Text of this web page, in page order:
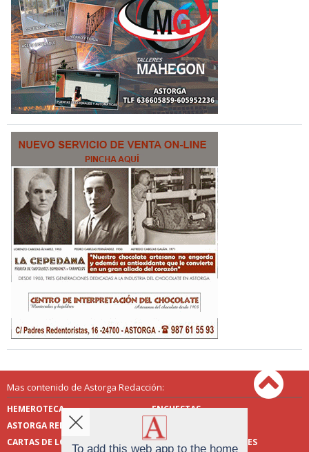
Mas contenido de Astorga Redacción:
HEMEROTECA
ENCUESTAS
ASTORGA REDACCIÓN
PUBLICIDAD
CARTAS DE LOS LECTORES
FOTOS DE LOS LECTORES
To add this web app to the home